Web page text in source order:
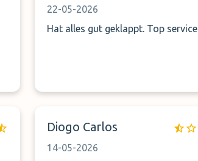
22-05-2026
Hat alles gut geklappt. Top service
Diogo Carlos
14-05-2026